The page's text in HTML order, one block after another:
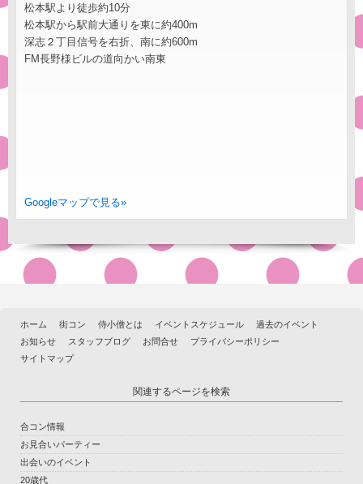
松本駅より徒歩約10分
松本駅から駅前大通りを東に約400m
深志２丁目信号を右折、南に約600m
FM長野様ビルの道向かい南東
Googleマップで見る»
ホーム 街コン 侍小僧とは イベントスケジュール
過去のイベント
お知らせ
スタッフブログ お問合せ
プライバシーポリシー
サイトマップ
関連するページを検索
合コン情報
お見合いパーティー
出会いのイベント
20歳代